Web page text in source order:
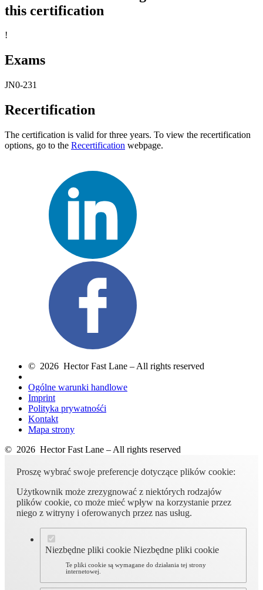
this certification
!
Exams
JN0-231
Recertification
The certification is valid for three years. To view the recertification
options, go to the Recertification webpage.
© 2026 Hector Fast Lane – All rights reserved
Ogólne warunki handlowe
Imprint
Polityka prywatnośći
Kontakt
Mapa strony
© 2026 Hector Fast Lane – All rights reserved
Proszę wybrać swoje preferencje dotyczące plików cookie:
Użytkownik może zrezygnować z niektórych rodzajów
plików cookie, co może mieć wpływ na korzystanie przez
niego z witryny i oferowanych przez nas usług.
Niezbędne pliki cookie Niezbędne pliki cookie
Te pliki cookie są wymagane do działania tej strony
internetowej.